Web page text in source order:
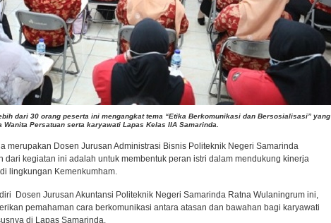
dari 30 orang peserta ini mengangkat tema “Etika Berkomunikasi dan Bersosialisasi” yang
Wanita Persatuan serta karyawati Lapas Kelas IIA Samarinda.
merupakan Dosen Jurusan Administrasi Bisnis Politeknik Negeri Samarinda
dari kegiatan ini adalah untuk membentuk peran istri dalam mendukung kinerja
lingkungan Kemenkumham.
Dosen Jurusan Akuntansi Politeknik Negeri Samarinda Ratna Wulaningrum ini,
pemahaman cara berkomunikasi antara atasan dan bawahan bagi karyawati
di Lapas Samarinda.